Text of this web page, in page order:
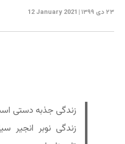
۲۳ دی ۱۳۹۹ |
12 January 2021
زندگی جذبه دستى
زندگی نوبر انجیر